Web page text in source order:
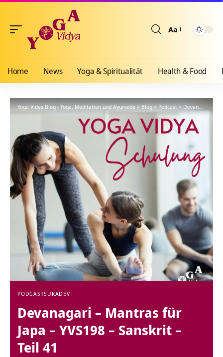
Aa
Home News Yoga & Spiritualität Health & Food
Yoga Vidya Blog - Yoga, Meditation und Ayurveda>Blog>Podcast>Devanagari – Mantras für Japa – YVS198 – Sanskrit – Teil 41
PODCASTSUKADEV
Devanagari – Mantras für
Japa – YVS198 – Sanskrit –
Teil 41